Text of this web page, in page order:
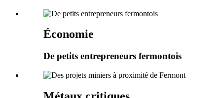
Économie
De petits entrepreneurs fermontois